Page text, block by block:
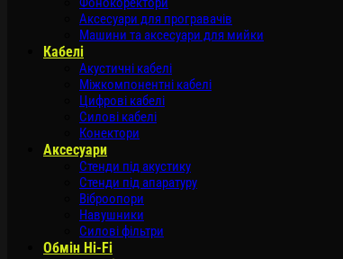
Аксесуари для програвачів
Машини та аксесуари для мийки
Кабелі
Акустичні кабелі
Міжкомпонентні кабелі
Цифрові кабелі
Силові кабелі
Конектори
Аксесуари
Стенди під акустику
Стенди під апаратуру
Віброопори
Навушники
Силові фільтри
Обмін Hi-Fi